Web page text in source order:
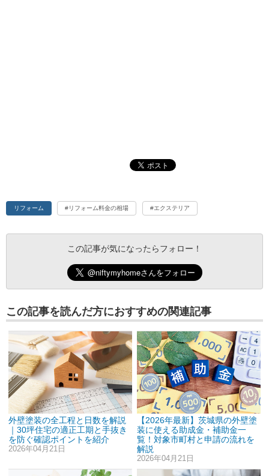
リフォーム #リフォーム料金の相場 #エクステリア
この記事が気になったらフォロー！
この記事を読んだ方におすすめの関連記事
外壁塗装の全工程と日数を解説
｜30坪住宅の適正工期と手抜き
を防ぐ確認ポイントを紹介
2026年04月21日
【2026年最新】茨城県の外壁塗
装に使える助成金・補助金一
覧！対象市町村と申請の流れを
解説
2026年04月21日